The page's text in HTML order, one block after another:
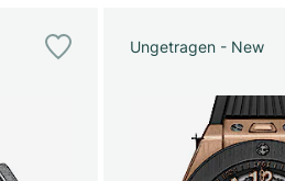
Ungetragen - New